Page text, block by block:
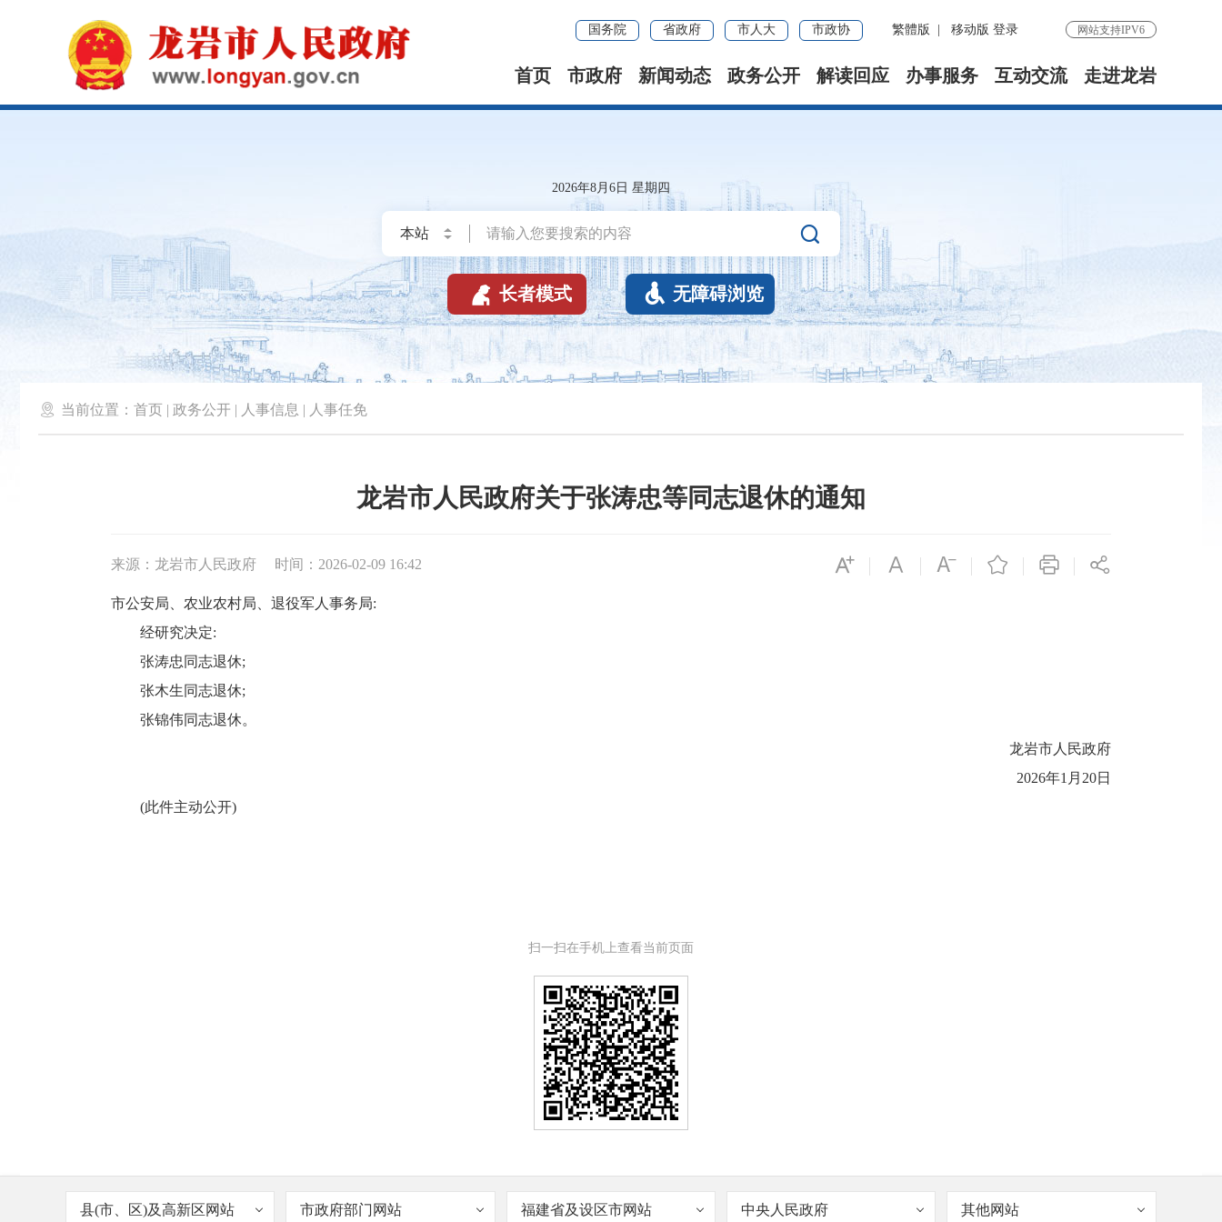
国务院 省政府 市人大 市政协 繁體版 移动版 登录 网站支持IPV6
首页 市政府 新闻动态 政务公开 解读回应 办事服务 互动交流 走进龙岩
2026年8月6日 星期四

 长者模式  无障碍浏览
 当前位置： 首页 | 政务公开 | 人事信息 | 人事任免
龙岩市人民政府关于张涛忠等同志退休的通知
来源：龙岩市人民政府 时间：2026-02-09 16:42
市公安局、农业农村局、退役军人事务局:
经研究决定:
张涛忠同志退休;
张木生同志退休;
张锦伟同志退休。
龙岩市人民政府
2026年1月20日
(此件主动公开)
扫一扫在手机上查看当前页面
县(市、区)及高新区网站 市政府部门网站 福建省及设区市网站 中央人民政府 其他网站